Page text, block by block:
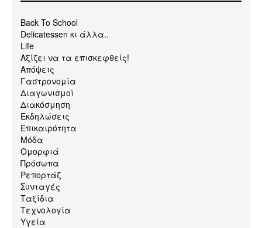
Back To School
Delicatessen κι άλλα..
Life
Αξίζει να τα επισκεφθείς!
Απόψεις
Γαστρονομία
Διαγωνισμοί
Διακόσμηση
Εκδηλώσεις
Επικαιρότητα
Μόδα
Ομορφιά
Πρόσωπα
Ρεπορτάζ
Συνταγές
Ταξίδια
Τεχνολογία
Υγεία